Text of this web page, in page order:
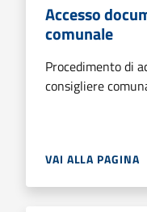
Accesso
comunale
Procedimento di
consigliere
VAI ALLA PAGINA